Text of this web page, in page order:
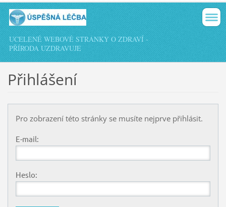
UCELENÉ WEBOVÉ STRÁNKY O ZDRAVÍ -
PŘÍRODA UZDRAVUJE
Přihlášení
Pro zobrazení této stránky se musíte nejprve přihlásit.
E-mail:
Heslo: